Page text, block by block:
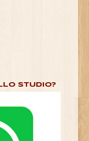
STUDIO?